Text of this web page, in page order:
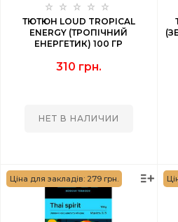
ТЮТЮН LOUD TROPICAL
ENERGY (ТРОПІЧНИЙ
ЕНЕРГЕТИК) 100 ГР
310 грн.
НЕТ В НАЛИЧИИ
Ціна для закладів: 279 грн.